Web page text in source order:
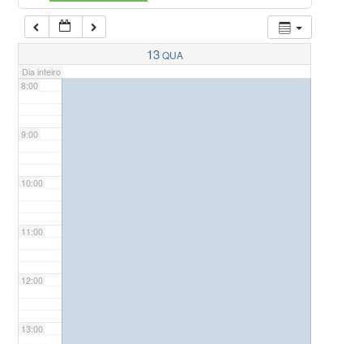
13QUA
Dia inteiro
7:00
8:00
9:00
10:00
11:00
12:00
13:00